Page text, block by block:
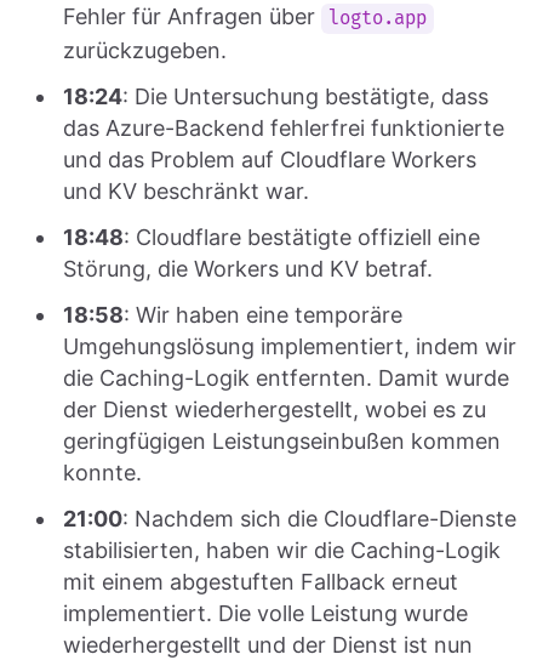
Fehler für Anfragen über
logto.app
zurückzugeben.
18:24: Die Untersuchung bestätigte, dass
das Azure-Backend fehlerfrei funktionierte
und das Problem auf Cloudflare Workers
und KV beschränkt war.
18:48: Cloudflare bestätigte offiziell eine
Störung, die Workers und KV betraf.
18:58: Wir haben eine temporäre
Umgehungslösung implementiert, indem wir
die Caching-Logik entfernten. Damit wurde
der Dienst wiederhergestellt, wobei es zu
geringfügigen Leistungseinbußen kommen
konnte.
21:00: Nachdem sich die Cloudflare-Dienste
stabilisierten, haben wir die Caching-Logik
mit einem abgestuften Fallback erneut
implementiert. Die volle Leistung wurde
wiederhergestellt und der Dienst ist nun